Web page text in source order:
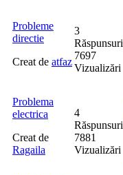
Probleme
directie
Creat de atfaz
3
Răspunsuri
7697
Vizualizări
Problema
electrica
Creat de
Ragaila
4
Răspunsuri
7881
Vizualizări